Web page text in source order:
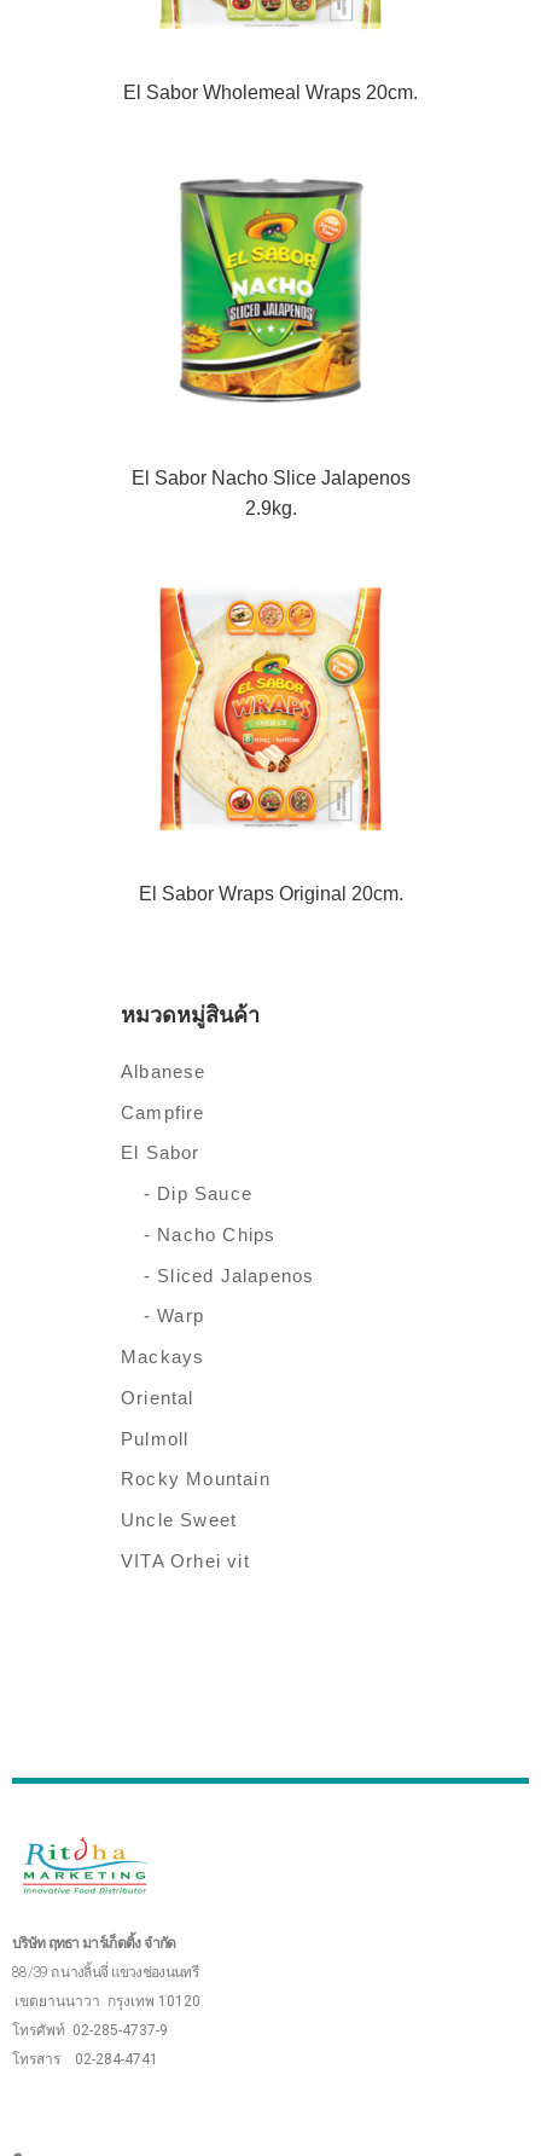
El Sabor Wholemeal Wraps 20cm.
El Sabor Nacho Slice Jalapenos
2.9kg.
El Sabor Wraps Original 20cm.
หมวดหมู่สินค้า
Albanese
Campfire
El Sabor
- Dip Sauce
- Nacho Chips
- Sliced Jalapenos
- Warp
Mackays
Oriental
Pulmoll
Rocky Mountain
Uncle Sweet
VITA Orhei vit
บริษัท ฤทธา มาร์เก็ตติ้ง จำกัด
88/39 ถ.นางลิ้นจี่ แขวงช่องนนทรี
เขตยานนาวา กรุงเทพ 10120
โทรศัพท์ 02-285-4737-9
โทรสาร 02-284-4741